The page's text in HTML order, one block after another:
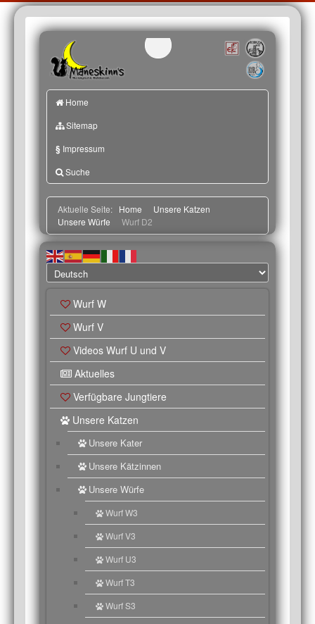
Home
Sitemap
§ Impressum
Suche
Aktuelle Seite: Home
Unsere Katzen
Unsere Würfe
Wurf D2
Wurf W
Wurf V
Videos Wurf U und V
Aktuelles
Verfügbare Jungtiere
Unsere Katzen
Unsere Kater
Unsere Kätzinnen
Unsere Würfe
Wurf W3
Wurf V3
Wurf U3
Wurf T3
Wurf S3